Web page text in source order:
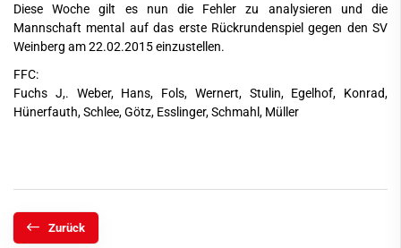
Diese Woche gilt es nun die Fehler zu analysieren und die
Mannschaft mental auf das erste Rückrundenspiel gegen den SV
Weinberg am 22.02.2015 einzustellen.
FFC:
Fuchs J,. Weber, Hans, Fols, Wernert, Stulin, Egelhof, Konrad,
Hünerfauth, Schlee, Götz, Esslinger, Schmahl, Müller
Zurück